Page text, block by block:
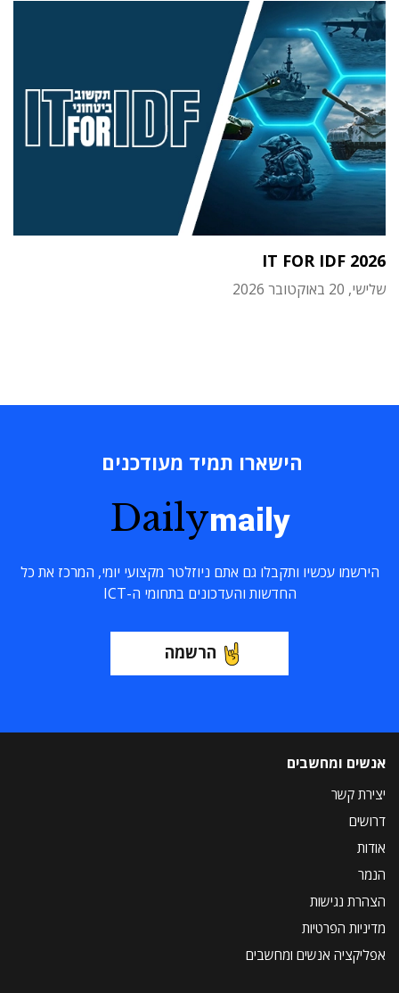
IT FOR IDF 2026
שלישי, 20 באוקטובר 2026
הישארו תמיד מעודכנים
Dailymaily
הירשמו עכשיו ותקבלו גם אתם ניוזלטר מקצועי יומי, המרכז את כל
החדשות והעדכונים בתחומי ה-ICT
הרשמה
אנשים ומחשבים
יצירת קשר
דרושים
אודות
הנמר
הצהרת נגישות
מדיניות הפרטיות
אפליקציה אנשים ומחשבים